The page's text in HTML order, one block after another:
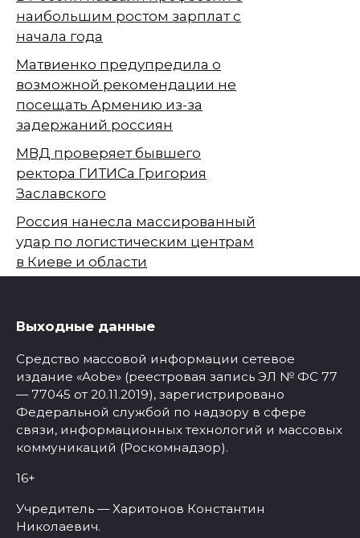
наибольшим ростом зарплат с
начала года
Матвиенко предупредила о
возможной рекомендации не
посещать Армению из-за
задержаний россиян
МВД проверяет бывшего
ректора ГИТИСа Григория
Заславского
Россия нанесла массированный
удар по логистическим центрам
в Киеве и области
Выходные данные
Средство массовой информации сетевое
издание «Aobe» (реестровая запись ЭЛ № ФС 77
— 77045 от 20.11.2019), зарегистрировано
Федеральной службой по надзору в сфере
связи, информационных технологий и массовых
коммуникаций (Роскомнадзор).
16+
Учредитель — Харитонов Константин
Николаевич.